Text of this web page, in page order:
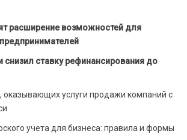
расширение возможностей для
снизил ставку рефинансирования до
оказывающих услуги продажи компаний с
учета для бизнеса: правила и формы